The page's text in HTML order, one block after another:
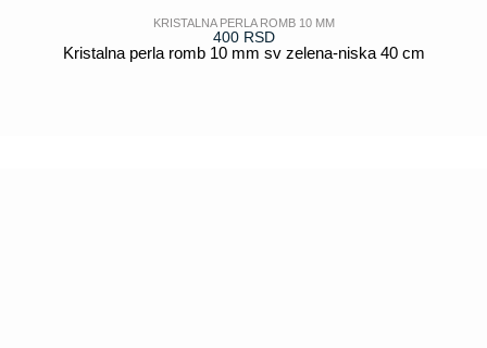
KRISTALNA PERLA ROMB 10 MM
400 RSD
Kristalna perla romb 10 mm sv zelena-niska 40 cm